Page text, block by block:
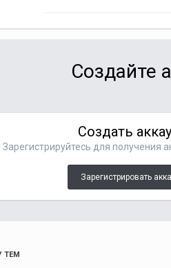
Создайте
Создать
Зарегистрируйтесь для получения
Зарегистрировать
ТЕМ